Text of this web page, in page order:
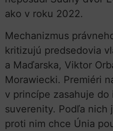
ako v roku 2022.
Mechanizmus
kritizujú predsedovia
a Maďarska, Viktor
Morawiecki. Premiéri
v princípe zasahuje do
suverenity. Podľa nich
proti nim chce Únia